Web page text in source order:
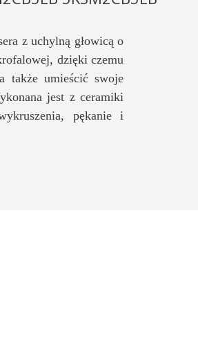
z uchylną głowicą o
dzięki czemu
także umieścić swoje
jest z ceramiki
pękanie i